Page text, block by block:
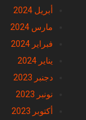
أبريل 2024
مارس 2024
فبراير 2024
يناير 2024
دجنبر 2023
نونبر 2023
أكتوبر 2023